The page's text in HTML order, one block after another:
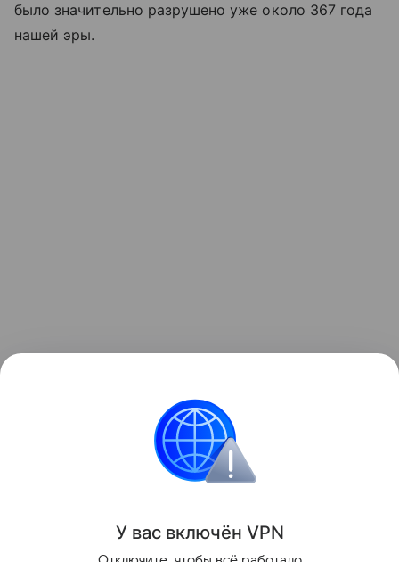
было значительно разрушено уже около 367 года
нашей эры.
Ранее рекордные засухиобнажили
немецких кораблей у берегов Сербии.
У вас включён VPN